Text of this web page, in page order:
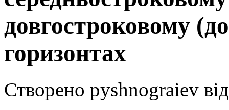
довгостроковому
горизонтах
Створено pyshnograiev